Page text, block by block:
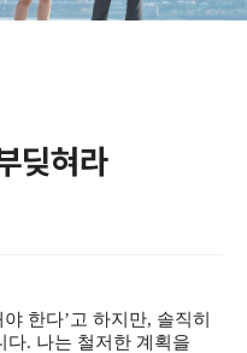
딪혀라
한다’고 하지만, 솔직히
다. 나는 철저한 계획을